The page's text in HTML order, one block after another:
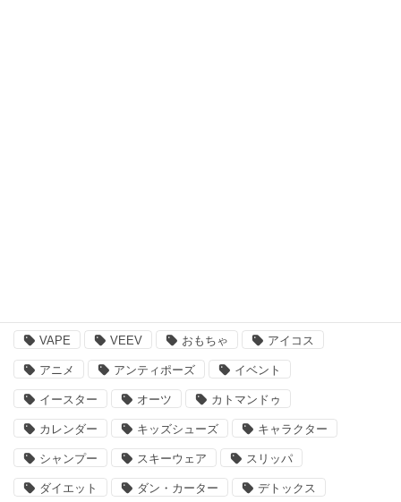
VAPE VEEV おもちゃ アイコス
アニメ アンティポーズ イベント
イースター オーツ カトマンドゥ
カレンダー キッズシューズ キャラクター
シャンプー スキーウェア スリッパ
ダイエット ダン・カーター デトックス